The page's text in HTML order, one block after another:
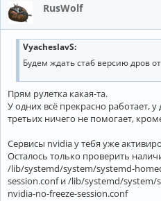
RusWolf
VyacheslavS:
Будем ждать стаб версию дров
Прям рулетка какая-та.
У одних всё прекрасно работает,
третьих ничего не помогает,
Сервисы nvidia у тебя уже
Осталось только проверить
/lib/systemd/system/systemd-
session.conf и /lib/systemd/system/
nvidia-no-freeze-session.conf